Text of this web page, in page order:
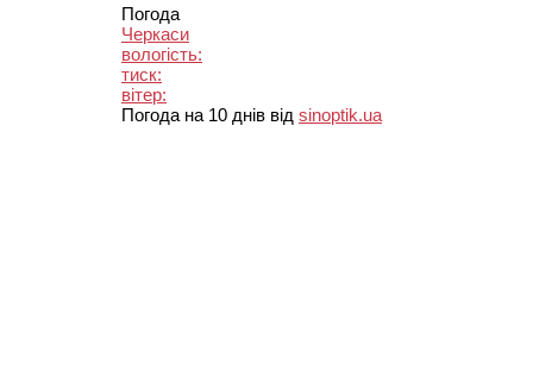
Погода
Черкаси
вологість:
тиск:
вітер:
Погода на 10 днів від sinoptik.ua